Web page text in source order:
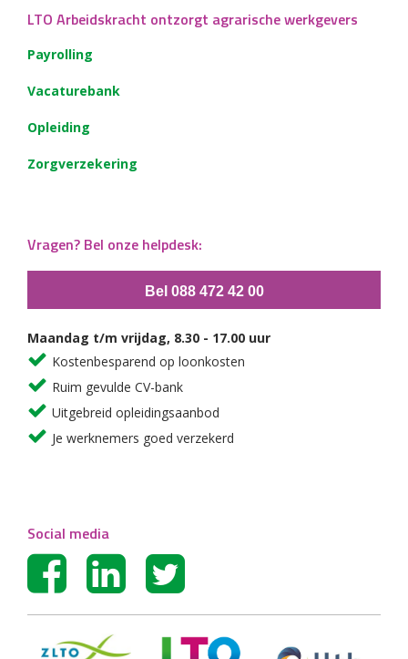
LTO Arbeidskracht ontzorgt agrarische werkgevers
Payrolling
Vacaturebank
Opleiding
Zorgverzekering
Vragen? Bel onze helpdesk:
Bel 088 472 42 00
Maandag t/m vrijdag, 8.30 - 17.00 uur
Kostenbesparend op loonkosten
Ruim gevulde CV-bank
Uitgebreid opleidingsaanbod
Je werknemers goed verzekerd
Social media